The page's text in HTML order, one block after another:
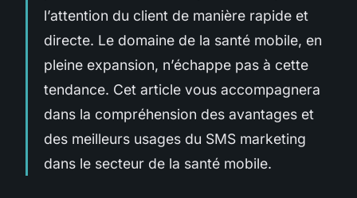
l’attention du client de manière rapide et
directe. Le domaine de la santé mobile, en
pleine expansion, n’échappe pas à cette
tendance. Cet article vous accompagnera
dans la compréhension des avantages et
des meilleurs usages du SMS marketing
dans le secteur de la santé mobile.